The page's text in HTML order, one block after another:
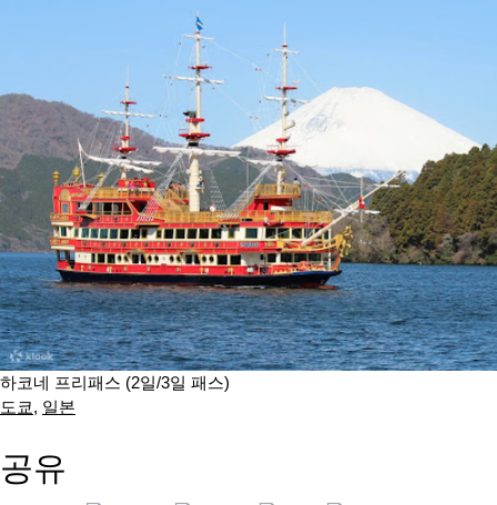
하코네 프리패스 (2일/3일 패스)
도쿄, 일본
공유